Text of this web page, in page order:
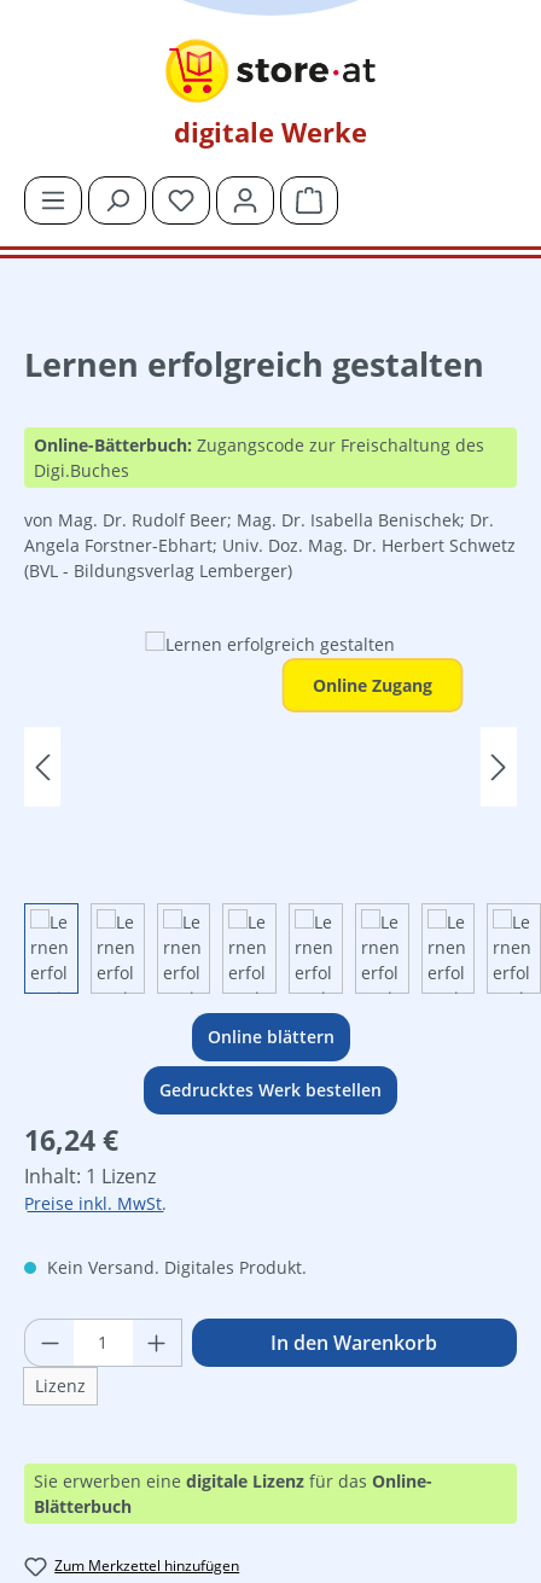
digitale Werke
Du hast 0 Produkte auf dem Merkzettel
Warenkorb enthält 0
Lernen erfolgreich gestalten
Online-Bätterbuch: Zugangscode zur Freischaltung des
Digi.Buches
von Mag. Dr. Rudolf Beer; Mag. Dr. Isabella Benischek; Dr.
Angela Forstner-Ebhart; Univ. Doz. Mag. Dr. Herbert Schwetz
(BVL - Bildungsverlag Lemberger)
Bildergalerie überspringen
Online Zugang
Online blättern
Gedrucktes Werk bestellen
Regulärer Preis:
16,24 €
Inhalt: 1 Lizenz
Preise inkl. MwSt.
Kein Versand. Digitales Produkt.
Produkt Anzahl: Gib den gewünschten
Lizenz
In den Warenkorb
Sie erwerben eine digitale Lizenz für das Online-
Blätterbuch
Zum Merkzettel hinzufügen